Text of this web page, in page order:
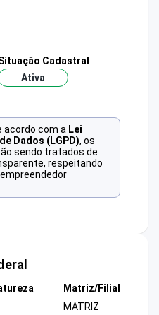
Cadastral
Ativa
acordo com a Lei
Dados (LGPD), os
sendo tratados de
respeitando
Matriz/Filial
MATRIZ